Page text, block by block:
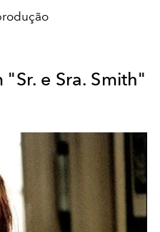
e Sra. Smith"